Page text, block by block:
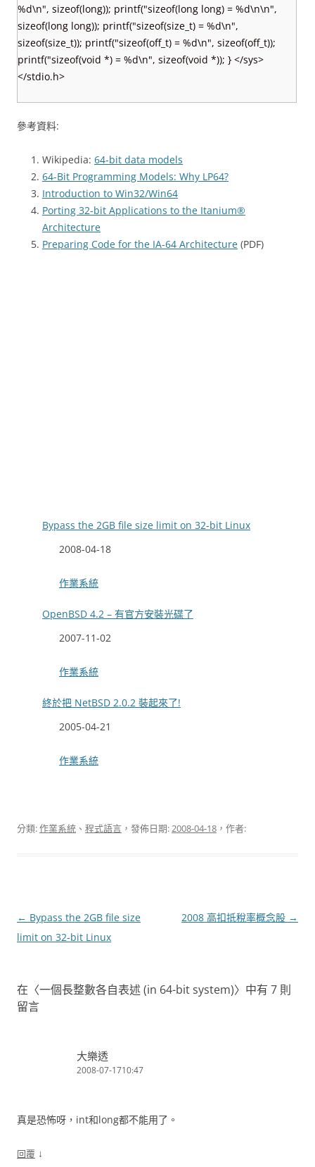
%d\n", sizeof(long)); printf("sizeof(long long) = %d\n\n",
sizeof(long long)); printf("sizeof(size_t) = %d\n",
sizeof(size_t)); printf("sizeof(off_t) = %d\n", sizeof(off_t));
printf("sizeof(void *) = %d\n", sizeof(void *)); } </sys>
</stdio.h>
參考資料:
Wikipedia: 64-bit data models
64-Bit Programming Models: Why LP64?
Introduction to Win32/Win64
Porting 32-bit Applications to the Itanium®
Architecture
Preparing Code for the IA-64 Architecture (PDF)
Bypass the 2GB file size limit on 32-bit Linux
日期
2008-04-18
關於
作業系統
OpenBSD 4.2 – 有官方安裝光碟了
日期
2007-11-02
關於
作業系統
終於把 NetBSD 2.0.2 裝起來了!
日期
2005-04-21
關於
作業系統
分類:作業系統 、 程式語言 ，發佈日期:2008-04-18 ，作者:
文
章
← Bypass the 2GB file size
limit on 32-bit Linux
2008 高扣抵稅率概念股 →
在〈一個長整數各自表述 (in 64-bit system)〉中有 7 則
留言
大樂透
2008-07-1710:47
真是恐怖呀，int和long都不能用了。
回覆 ↓